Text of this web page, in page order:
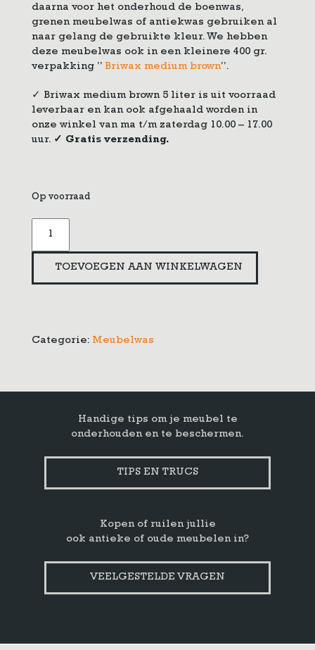
daarna voor het onderhoud de boenwas,
grenen meubelwas of antiekwas gebruiken al
naar gelang de gebruikte kleur. We hebben
deze meubelwas ook in een kleinere 400 gr.
verpakking ” Briwax medium brown”.
✓ Briwax medium brown 5 liter is uit voorraad
leverbaar en kan ook afgehaald worden in
onze winkel van ma t/m zaterdag 10.00 – 17.00
uur. ✓ Gratis verzending.
Op voorraad
medium
brown
liter
TOEVOEGEN AAN WINKELWAGEN
Categorie: Meubelwas
Handige tips om je meubel te
onderhouden en te beschermen.
TIPS EN TRUCS
Kopen of ruilen jullie
ook antieke of oude meubelen in?
VEELGESTELDE VRAGEN